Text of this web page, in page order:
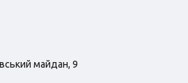
майдан, 9